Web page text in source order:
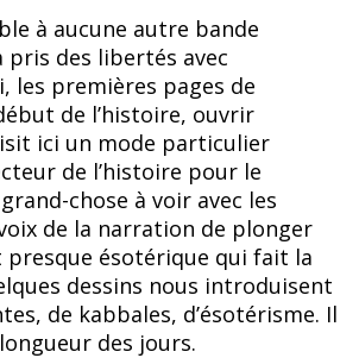
à aucune autre bande
pris des libertés avec
les premières pages de
de l’histoire, ouvrir
ici un mode particulier
de l’histoire pour le
chose à voir avec les
de la narration de plonger
presque ésotérique qui fait la
dessins nous introduisent
de kabbales, d’ésotérisme. Il
des jours.